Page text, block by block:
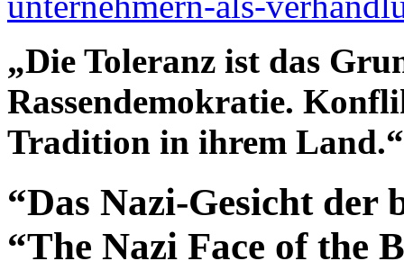
„Die Toleranz ist das
Rassendemokratie.
Tradition in ihrem
“Das Nazi-Gesicht
“The Nazi Face of the